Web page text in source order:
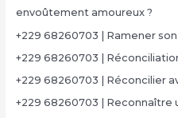
envoûtement amoureux ?
+229 68260703 | Ramener
+229 68260703 |
+229 68260703 | Réconcilier
+229 68260703 | Reconnaître